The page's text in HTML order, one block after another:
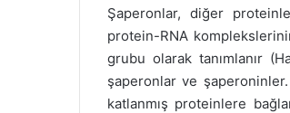
Şaperonlar, diğer
protein-RNA
grubu olarak tanımlanır
şaperonlar ve
katlanmış proteinlere